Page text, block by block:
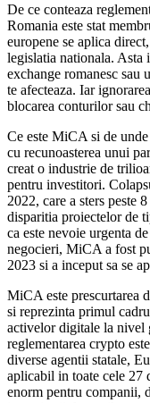
De ce conteaza
Romania este stat
europene se aplica
legislatia nationala. Asta
exchange romanesc sau
te afecteaza. Iar
blocarea conturilor sau
Ce este MiCA si de
cu recunoasterea unui
creat o industrie de
pentru investitori.
2022, care a sters peste
disparitia proiectelor de
ca este nevoie urgenta
negocieri, MiCA a fost
2023 si a inceput sa se
MiCA este prescurtarea
si reprezinta primul
activelor digitale la nivel
reglementarea crypto
diverse agentii statale,
aplicabil in toate cele 27
enorm pentru companii,